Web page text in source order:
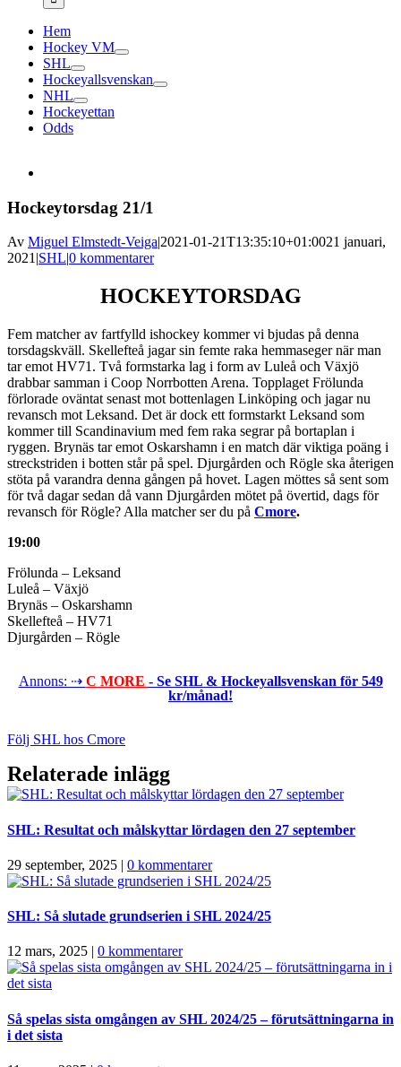
Hem
Hockey VM
SHL
Hockeyallsvenskan
NHL
Hockeyettan
Odds
Hockeytorsdag 21/1
Av Miguel Elmstedt-Veiga|2021-01-21T13:35:10+01:0021 januari,
2021|SHL|0 kommentarer
HOCKEYTORSDAG
Fem matcher av fartfylld ishockey kommer vi bjudas på denna
torsdagskväll. Skellefteå jagar sin femte raka hemmaseger när man
tar emot HV71. Två formstarka lag i form av Luleå och Växjö
drabbar samman i Coop Norrbotten Arena. Topplaget Frölunda
förlorade oväntat senast mot bottenlagen Linköping och jagar nu
revansch mot Leksand. Det är dock ett formstarkt Leksand som
kommer till Scandinavium med fem raka segrar på bortaplan i
ryggen. Brynäs tar emot Oskarshamn i en match där viktiga poäng i
streckstriden i botten står på spel. Djurgården och Rögle ska återigen
stöta på varandra denna gången på hovet. Lagen möttes så sent som
för två dagar sedan då vann Djurgården mötet på övertid, dags för
revansch för Rögle? Alla matcher ser du på Cmore.
19:00
Frölunda – Leksand
Luleå – Växjö
Brynäs – Oskarshamn
Skellefteå – HV71
Djurgården – Rögle
Annons: ⇢ C MORE - Se SHL & Hockeyallsvenskan för 549
kr/månad!
Följ SHL hos Cmore
Relaterade inlägg
SHL: Resultat och målskyttar lördagen den 27 september
29 september, 2025 | 0 kommentarer
SHL: Så slutade grundserien i SHL 2024/25
12 mars, 2025 | 0 kommentarer
Så spelas sista omgången av SHL 2024/25 – förutsättningarna in
i det sista